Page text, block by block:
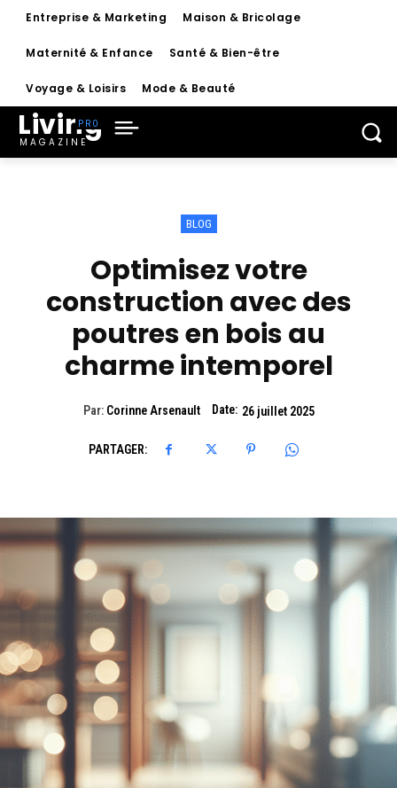
Entreprise & Marketing Maison & Bricolage
Maternité & Enfance Santé & Bien-être
Voyage & Loisirs Mode & Beauté
Living
MAGAZINE
BLOG
Optimisez votre
construction avec des
poutres en bois au
charme intemporel
Par: Corinne Arsenault Date: 26 juillet 2025
PARTAGER: